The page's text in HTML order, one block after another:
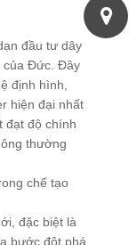
đầu tư dây
của Đức. Đây
định hình,
hiện đại nhất
đạt độ chính
thường
chế tạo
đặc biệt là
bước đột phá